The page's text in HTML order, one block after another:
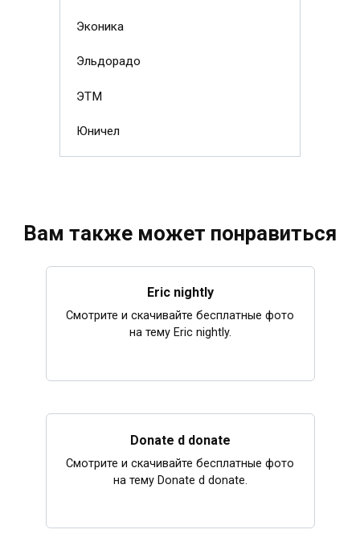
Эконика
Эльдорадо
ЭТМ
Юничел
Вам также может понравиться
Eric nightly
Смотрите и скачивайте бесплатные фото
на тему Eric nightly.
Donate d donate
Смотрите и скачивайте бесплатные фото
на тему Donate d donate.